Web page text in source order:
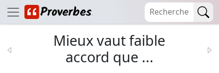
Mieux vaut faible
accord que ...